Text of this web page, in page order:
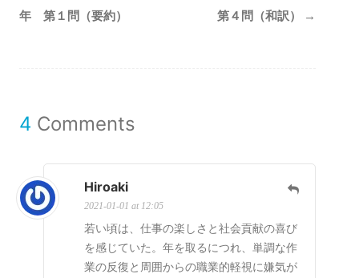
navigation
年 第１問（要約）
第４問（和訳）
→
4 Comments
Hiroaki
2021-01-01 at 12:05
若い頃は、仕事の楽しさと社会貢献の喜び
を感じていた。年を取るにつれ、単調な作
業の反復と周囲からの職業的軽視に嫌気が